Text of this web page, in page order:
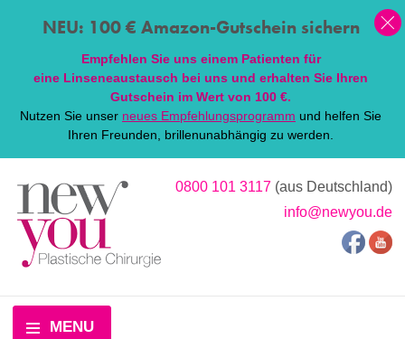
NEU: 100 € Amazon-Gutschein sichern
Empfehlen Sie uns einem Patienten für
eine Linseneaustausch bei uns und erhalten Sie Ihren
Gutschein im Wert von 100 €.
Nutzen Sie unser neues Empfehlungsprogramm und helfen Sie
Ihren Freunden, brillenunabhängig zu werden.
0800 101 3117 (aus Deutschland)
info@newyou.de
MENU